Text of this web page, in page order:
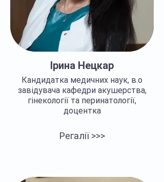
Ірина Нецкар
Кандидатка медичних наук, в.о
завідувача кафедри акушерства,
гінекології та перинатології,
доцентка
Регалії >>>